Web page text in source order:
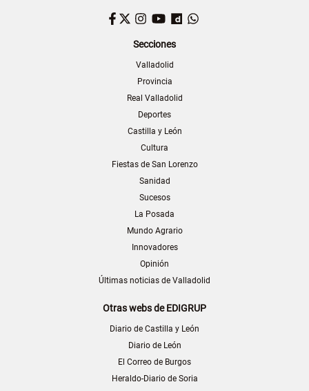
Facebook
TwitterInstagram
YouTubeDailymotion
Secciones
Valladolid
Provincia
Real Valladolid
Deportes
Castilla y León
Cultura
Fiestas de San Lorenzo
Sanidad
Sucesos
La Posada
Mundo Agrario
Innovadores
Opinión
Últimas noticias de Valladolid
Otras webs de EDIGRUP
Diario de Castilla y León
Diario de León
El Correo de Burgos
Heraldo-Diario de Soria